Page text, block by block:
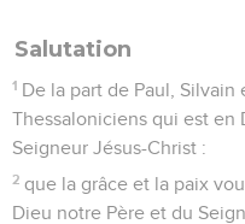
Salutation
1 De la part de Paul,
Thessaloniciens qui est en
Seigneur Jésus-Christ :
2 que la grâce et la paix
Dieu notre Père et du